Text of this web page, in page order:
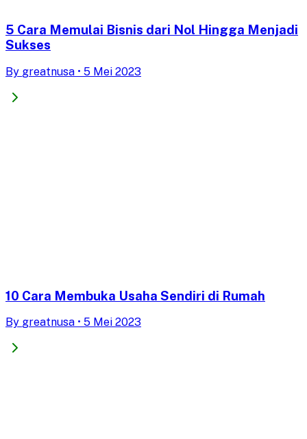
5 Cara Memulai Bisnis dari Nol Hingga Menjadi
Sukses
By greatnusa • 5 Mei 2023
10 Cara Membuka Usaha Sendiri di Rumah
By greatnusa • 5 Mei 2023